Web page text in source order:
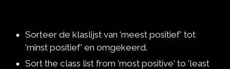
Sorteer de klaslijst van 'meest positief' tot
'minst positief' en omgekeerd.
Sort the class list from 'most positive' to 'least